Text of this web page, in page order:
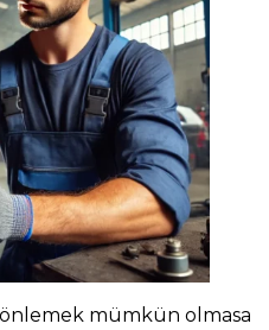
önlemek mümkün olmasa